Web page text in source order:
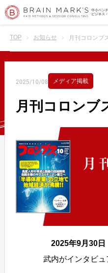
中小ベン
ビジネス
TOP お知らせ 月刊コロンブ
2025/10/08 メディア掲載
月刊コロンブ
2025年9月30
武内がインタビュ